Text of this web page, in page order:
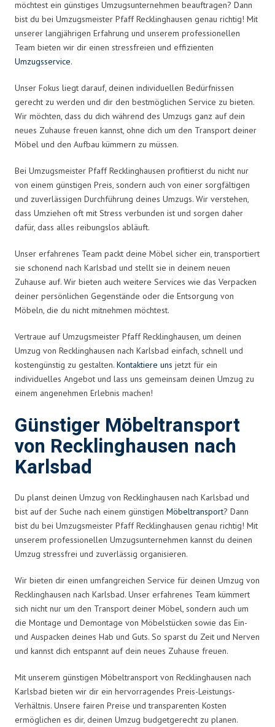
möchtest ein günstiges Umzugsunternehmen beauftragen? Dann
bist du bei Umzugsmeister Pfaff Recklinghausen genau richtig! Mit
unserer langjährigen Erfahrung und unserem professionellen
Team bieten wir dir einen stressfreien und effizienten
Umzugsservice.
Unser Fokus liegt darauf, deinen individuellen Bedürfnissen
gerecht zu werden und dir den bestmöglichen Service zu bieten.
Wir möchten, dass du dich während des Umzugs ganz auf dein
neues Zuhause freuen kannst, ohne dich um den Transport deiner
Möbel und den Aufbau kümmern zu müssen.
Bei Umzugsmeister Pfaff Recklinghausen profitierst du nicht nur
von einem günstigen Preis, sondern auch von einer sorgfältigen
und zuverlässigen Durchführung deines Umzugs. Wir verstehen,
dass Umziehen oft mit Stress verbunden ist und sorgen daher
dafür, dass alles reibungslos abläuft.
Unser erfahrenes Team packt deine Möbel sicher ein, transportiert
sie schonend nach Karlsbad und stellt sie in deinem neuen
Zuhause auf. Wir bieten auch weitere Services wie das Verpacken
deiner persönlichen Gegenstände oder die Entsorgung von
Möbeln, die du nicht mitnehmen möchtest.
Vertraue auf Umzugsmeister Pfaff Recklinghausen, um deinen
Umzug von Recklinghausen nach Karlsbad einfach, schnell und
kostengünstig zu gestalten. Kontaktiere uns jetzt für ein
individuelles Angebot und lass uns gemeinsam deinen Umzug zu
einem angenehmen Erlebnis machen!
Günstiger Möbeltransport
von Recklinghausen nach
Karlsbad
Du planst deinen Umzug von Recklinghausen nach Karlsbad und
bist auf der Suche nach einem günstigen Möbeltransport? Dann
bist du bei Umzugsmeister Pfaff Recklinghausen genau richtig! Mit
unserem professionellen Umzugsunternehmen kannst du deinen
Umzug stressfrei und zuverlässig organisieren.
Wir bieten dir einen umfangreichen Service für deinen Umzug von
Recklinghausen nach Karlsbad. Unser erfahrenes Team kümmert
sich nicht nur um den Transport deiner Möbel, sondern auch um
die Montage und Demontage von Möbelstücken sowie das Ein-
und Auspacken deines Hab und Guts. So sparst du Zeit und Nerven
und kannst dich entspannt auf dein neues Zuhause freuen.
Mit unserem günstigen Möbeltransport von Recklinghausen nach
Karlsbad bieten wir dir ein hervorragendes Preis-Leistungs-
Verhältnis. Unsere fairen Preise und transparenten Kosten
ermöglichen es dir, deinen Umzug budgetgerecht zu planen.